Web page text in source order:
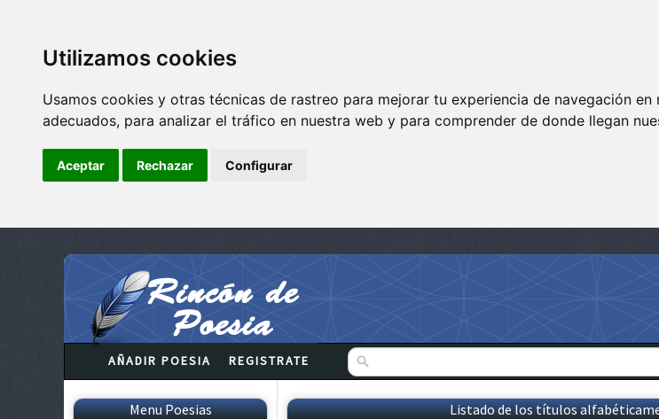
Utilizamos cookies
Usamos cookies y otras técnicas de rastreo para mejorar tu experiencia de navegación
adecuados, para analizar el tráfico en nuestra web y para comprender de donde llegan
Aceptar Rechazar Configurar
AÑADIR POESIA REGISTRATE
Menu Poesias
Listado de los títulos